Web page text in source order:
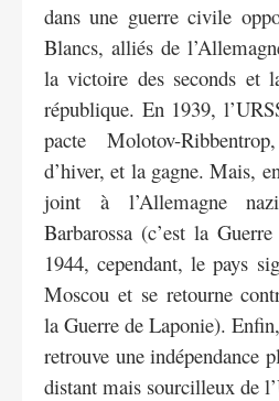
dans une guerre civile
Blancs, alliés de
la victoire des seconds et
république. En 1939,
pacte Molotov-
d’hiver, et la gagne. Mais,
joint à l’Allemagne
Barbarossa (c’est la
1944, cependant, le pays
Moscou et se retourne
la Guerre de Laponie).
retrouve une indépendance
distant mais sourcilleux de